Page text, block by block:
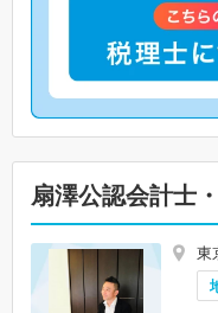
扇澤公認会計士
東